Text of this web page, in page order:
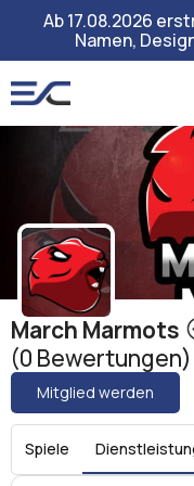
Ab 17.08.2026
Namen,
March Marmots
(0 Bewertungen)
Mitglied werden
Spiele